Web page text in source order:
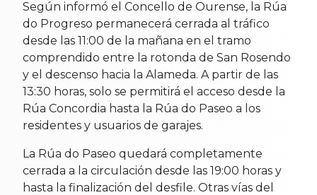
Según informó el Concello de Ourense, la Rúa
do Progreso permanecerá cerrada al tráfico
desde las 11:00 de la mañana en el tramo
comprendido entre la rotonda de San Rosendo
y el descenso hacia la Alameda. A partir de las
13:30 horas, solo se permitirá el acceso desde la
Rúa Concordia hasta la Rúa do Paseo a los
residentes y usuarios de garajes.
La Rúa do Paseo quedará completamente
cerrada a la circulación desde las 19:00 horas y
hasta la finalización del desfile. Otras vías del